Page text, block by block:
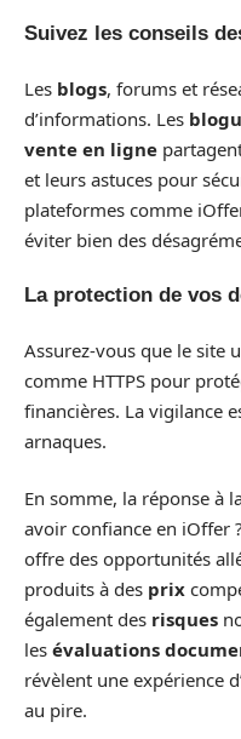
Suivez les conseils
Les blogs, forums et
d’informations. Les
vente en ligne
et leurs astuces pour
plateformes comme
éviter bien des
La protection de vos
Assurez-vous que le site
comme HTTPS pour
financières. La vigilance
arnaques.
En somme, la réponse à
avoir confiance en iOffer
offre des opportunités
produits à des prix
également des risques
les évaluations
révèlent une expérience
au pire.